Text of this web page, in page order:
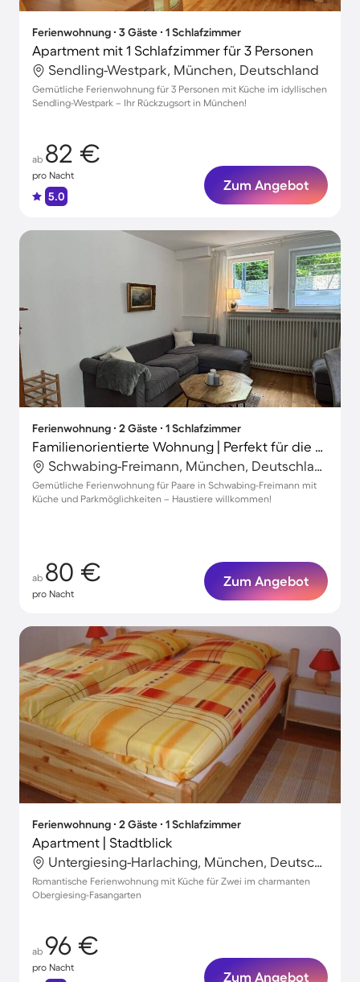
Ferienwohnung ∙ 3 Gäste ∙ 1 Schlafzimmer
Apartment mit 1 Schlafzimmer für 3 Personen
Sendling-Westpark, München, Deutschland
Gemütliche Ferienwohnung für 3 Personen mit Küche im idyllischen
Sendling-Westpark – Ihr Rückzugsort in München!
ab 82 €
pro Nacht
5.0
Zum Angebot
Ferienwohnung ∙ 2 Gäste ∙ 1 Schlafzimmer
Familienorientierte Wohnung | Perfekt für die Arbeit von Zuhause | Haustierfreundlich
Schwabing-Freimann, München, Deutschland
Gemütliche Ferienwohnung für Paare in Schwabing-Freimann mit
Küche und Parkmöglichkeiten – Haustiere willkommen!
ab 80 €
pro Nacht
Zum Angebot
Ferienwohnung ∙ 2 Gäste ∙ 1 Schlafzimmer
Apartment | Stadtblick
Untergiesing-Harlaching, München, Deutschland
Romantische Ferienwohnung mit Küche für Zwei im charmanten
Obergiesing-Fasangarten
ab 96 €
pro Nacht
Zum Angebot